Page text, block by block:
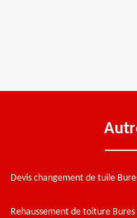
Devis changement de tuile
Rehaussement de toiture Bures